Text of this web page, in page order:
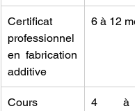
Certificat
professionnel
en fabrication
additive
6 à 12
Cours
4